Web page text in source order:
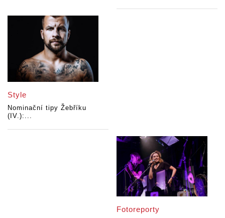
Style
Nominační tipy Žebříku
(IV.):...
Fotoreporty